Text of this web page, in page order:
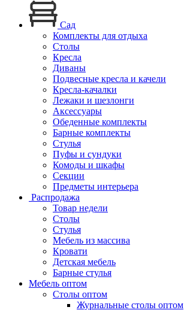
Сад
Комплекты для отдыха
Столы
Кресла
Диваны
Подвесные кресла и качели
Кресла-качалки
Лежаки и шезлонги
Аксессуары
Обеденные комплекты
Барные комплекты
Стулья
Пуфы и сундуки
Комоды и шкафы
Секции
Предметы интерьера
Распродажа
Товар недели
Столы
Стулья
Мебель из массива
Кровати
Детская мебель
Барные стулья
Мебель оптом
Столы оптом
Журнальные столы оптом